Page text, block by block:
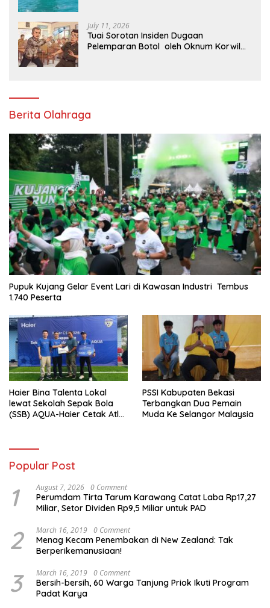
July 11, 2026
Tuai Sorotan Insiden Dugaan
Pelemparan Botol oleh Oknum Korwil
Berita Olahraga
Pupuk Kujang Gelar Event Lari di Kawasan Industri Tembus
1.740 Peserta
Haier Bina Talenta Lokal
lewat Sekolah Sepak Bola
(SSB) AQUA-Haier Cetak Atlet
PSSI Kabupaten Bekasi
Terbangkan Dua Pemain
Muda Ke Selangor Malaysia
Popular Post
1 August 7, 2026 0 Comment
Perumdam Tirta Tarum Karawang Catat Laba Rp17,27
Miliar, Setor Dividen Rp9,5 Miliar untuk PAD
2 March 16, 2019 0 Comment
Menag Kecam Penembakan di New Zealand: Tak
Berperikemanusiaan!
3 March 16, 2019 0 Comment
Bersih-bersih, 60 Warga Tanjung Priok Ikuti Program
Padat Karya